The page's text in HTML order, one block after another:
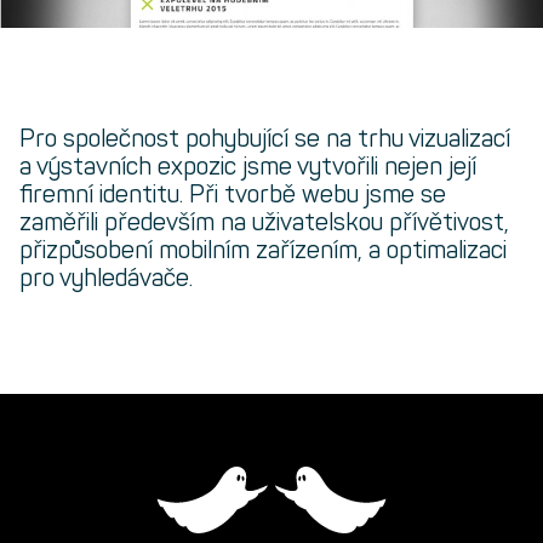
Pro společnost pohybující se na trhu vizualizací
a výstavních expozic jsme vytvořili nejen její
firemní identitu. Při tvorbě webu jsme se
zaměřili především na uživatelskou přívětivost,
přizpůsobení mobilním zařízením, a optimalizaci
pro vyhledávače.